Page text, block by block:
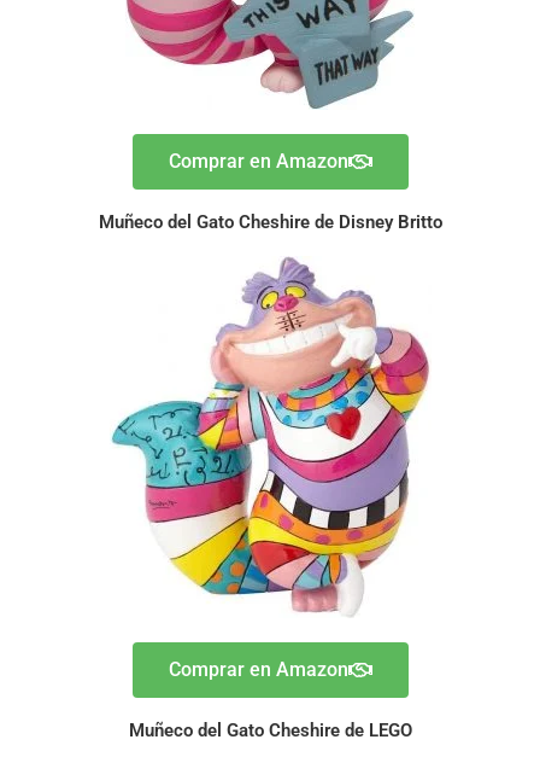
Comprar en Amazon
Muñeco del Gato Cheshire de Disney Britto
Comprar en Amazon
Muñeco del Gato Cheshire de LEGO